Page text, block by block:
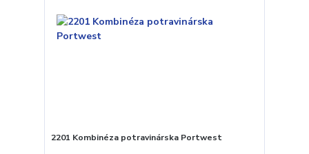
2201 Kombinéza potravinárska Portwest